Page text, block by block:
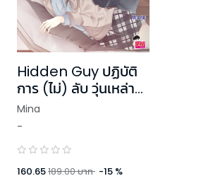
Hidden Guy ปฏิบัติ
การ (ไม่) ลับ วุ่นเหล่า
นายตัวร้าย
Mina
-
160.65189.00บาท -15 %